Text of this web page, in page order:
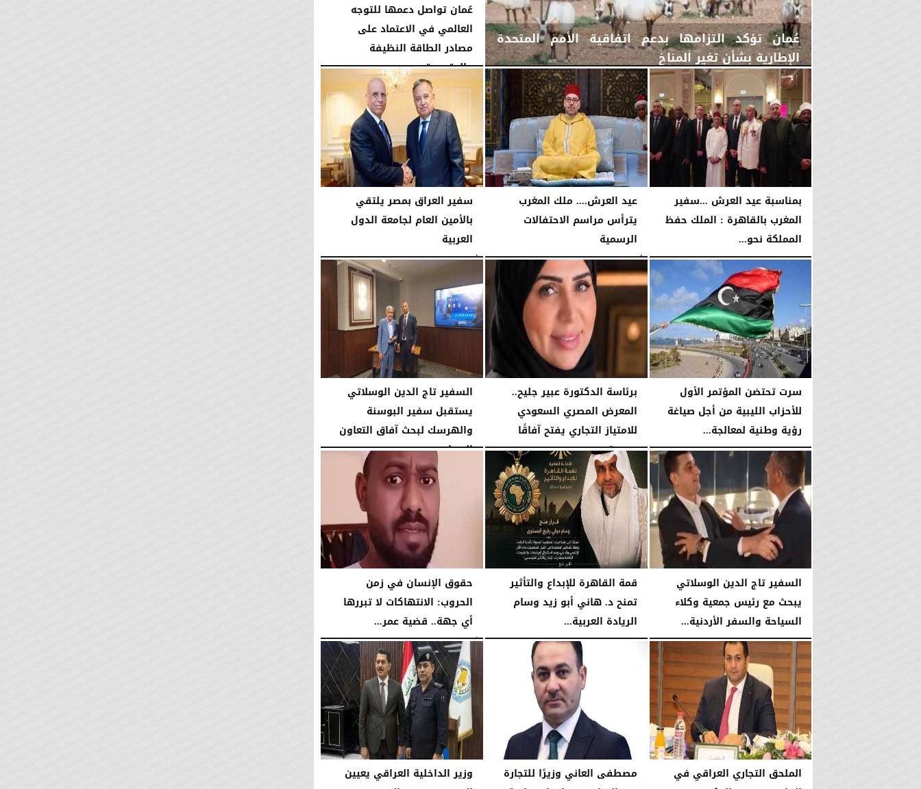
عُمان تؤكد التزامها بدعم اتفاقية الأمم المتحدة
الإطارية بشأن تغير المناخ
الخميس، 6 أغسطس 2026 02:41 مـ
عُمان تواصل دعمها للتوجه
العالمي في الاعتماد على
مصادر الطاقة النظيفة
والمتجددة
الخميس، 6 أغسطس 2026 02:37 مـ
بمناسبة عيد العرش ...سفير
المغرب بالقاهرة : الملك حفظ
المملكة نحو...
الجمعة، 31 يوليو 2026 03:18 مـ
عيد العرش.... ملك المغرب
يترأس مراسم الاحتفالات
الرسمية
الأربعاء، 29 يوليو 2026 11:18 مـ
سفير العراق بمصر يلتقي
بالأمين العام لجامعة الدول
العربية
الأربعاء، 29 يوليو 2026 09:04 مـ
سرت تحتضن المؤتمر الأول
للأحزاب الليبية من أجل صياغة
رؤية وطنية لمعالجة...
الثلاثاء، 21 يوليو 2026 01:40 مـ
برئاسة الدكتورة عبير جليح..
المعرض المصري السعودي
للامتياز التجاري يفتح آفاقًا
جديدة...
الأحد، 5 يوليو 2026 02:38 مـ
السفير تاج الدين الوسلاتي
يستقبل سفير البوسنة
والهرسك لبحث آفاق التعاون
السياحي...
03:33 مـ
السفير تاج الدين الوسلاتي
يبحث مع رئيس جمعية وكلاء
السياحة والسفر الأردنية...
الثلاثاء، 23 يونيو 2026 03:25 مـ
قمة القاهرة للإبداع والتأثير
تمنح د. هاني أبو زيد وسام
الريادة العربية...
السبت، 6 يونيو 2026 11:59 مـ
حقوق الإنسان في زمن
الحروب: الانتهاكات لا تبررها
أي جهة.. قضية عمر...
الأربعاء، 27 مايو 2026 09:02 مـ
الملحق التجاري العراقي في
مصطفى العاني وزيرًا للتجارة
وزير الداخلية العراقي يعيين